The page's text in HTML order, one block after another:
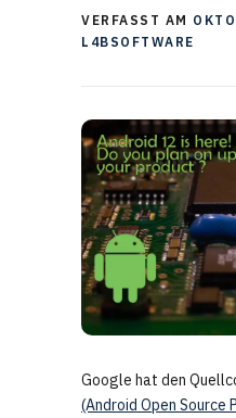
VERFASST AM
L4BSOFTWARE
Google hat den
(Android Open Source